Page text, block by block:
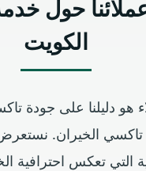
حول
الكويت
هو دليلنا على جودة
تاكسي الخيران.
التي تعكس احترافية